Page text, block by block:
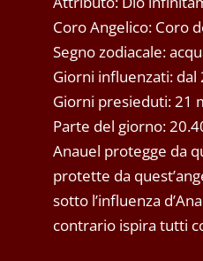
Coro Angelico: Coro
Segno zodiacale:
Giorni influenzati: dal
Giorni presieduti: 21
Parte del giorno:
Anauel protegge da
protette da
sotto l’influenza
contrario ispira tutti